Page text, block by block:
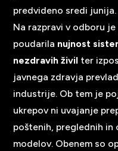
predvideno sredi junija.
Na razpravi v odboru
poudarila nujnost
nezdravih živil ter
javnega zdravja
industrije. Ob tem je
ukrepov ni uvajanje
poštenih, preglednih
modelov. Obenem so